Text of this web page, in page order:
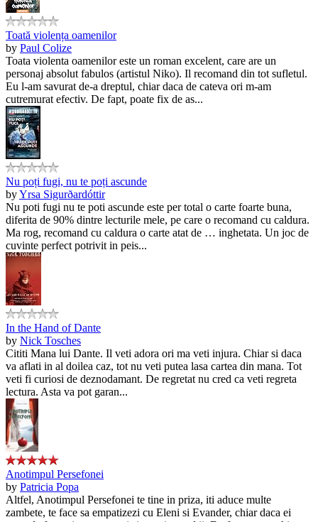
Toată violența oamenilor
by Paul Colize
Toata violenta oamenilor este un roman excelent, care are un
personaj absolut fabulos (artistul Niko). Il recomand din tot sufletul.
Eu l-am savurat de-a dreptul, chiar daca de cateva ori m-am
cutremurat efectiv. De fapt, poate fix de as...
Nu poți fugi, nu te poți ascunde
byYrsa Sigurðardóttir
Nu poti fugi nu te poti ascunde este per total o carte foarte buna,
diferita de 90% dintre lecturile mele, pe care o recomand cu caldura.
Ma rog, recomand cu caldura o carte atat de … inghetata. Un joc de
cuvinte perfect potrivit in peis...
In the Hand of Dante
by Nick Tosches
Cititi Mana lui Dante. Il veti adora ori ma veti injura. Chiar si daca
va aflati in al doilea caz, tot nu veti putea lasa cartea din mana. Tot
veti fi curiosi de deznodamant. De regretat nu cred ca veti regreta
lectura. Asta va pot garan...
Anotimpul Persefonei
by Patricia Popa
Altfel, Anotimpul Persefonei te tine in priza, iti aduce multe
zambete, te face sa empatizezi cu Eleni si Evander, chiar daca ei